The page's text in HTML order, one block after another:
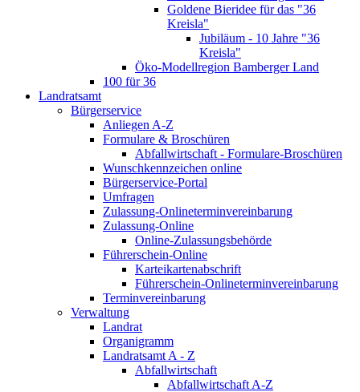
Goldene Bieridee für das "36
Kreisla"
Jubiläum - 10 Jahre "36
Kreisla"
Öko-Modellregion Bamberger Land
100 für 36
Landratsamt
Bürgerservice
Anliegen A-Z
Formulare & Broschüren
Abfallwirtschaft - Formulare-Broschüren
Wunschkennzeichen online
Bürgerservice-Portal
Umfragen
Zulassung-Onlineterminvereinbarung
Zulassung-Online
Online-Zulassungsbehörde
Führerschein-Online
Karteikartenabschrift
Führerschein-Onlineterminvereinbarung
Terminvereinbarung
Verwaltung
Landrat
Organigramm
Landratsamt A - Z
Abfallwirtschaft
Abfallwirtschaft A-Z